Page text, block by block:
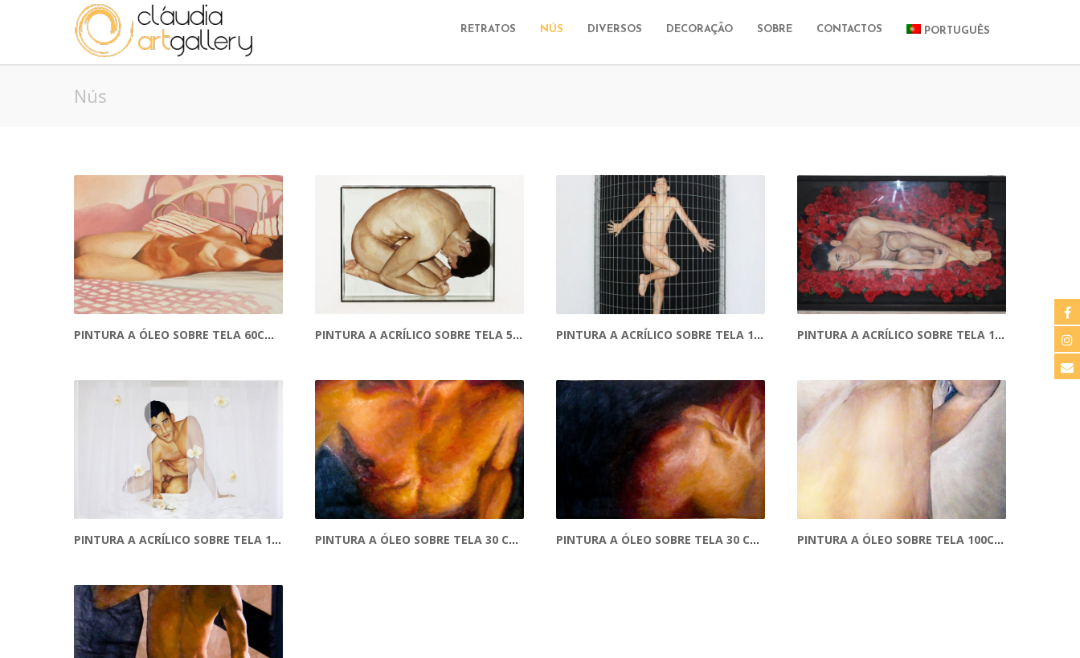
RETRATOS NÚS DIVERSOS DECORAÇÃO SOBRE CONTACTOS PORTUGUÊS
Nús
PINTURA A ÓLEO SOBRE TELA 60CM X 80CM PINTURA A ACRÍLICO SOBRE TELA 50 CM X 65 CM PINTURA A ACRÍLICO SOBRE TELA 130CM X 200CM PINTURA A ACRÍLICO SOBRE TELA 120 CM X 78 CM
PINTURA A ACRÍLICO SOBRE TELA 120 CM X 80 CM PINTURA A ÓLEO SOBRE TELA 30 CM X 40 CM PINTURA A ÓLEO SOBRE TELA 30 CM X 40 CM PINTURA A ÓLEO SOBRE TELA 100CM X 50CM